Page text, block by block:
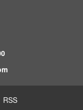
RSS